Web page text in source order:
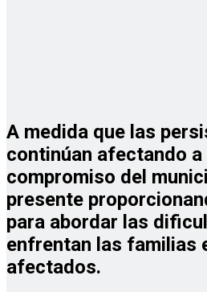
A medida que las
continúan afectando a
compromiso del
presente
para abordar las
enfrentan las familias
afectados.